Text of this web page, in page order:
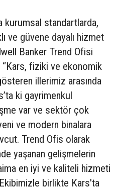
kurumsal standartlarda,
ve güvene dayalı hizmet
Banker Trend Ofisi
“Kars, fiziki ve ekonomik
illerimiz arasında
ki gayrimenkul
var ve sektör çok
ve modern binalara
Trend Ofis olarak
yaşanan gelişmelerin
en iyi ve kaliteli hizmeti
birlikte Kars'ta